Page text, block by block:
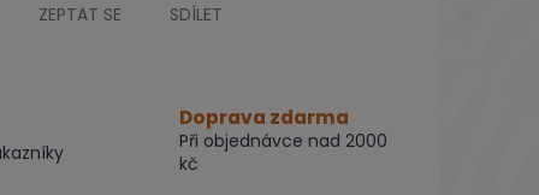
ZEPTAT SE SDÍLET
Doprava zdarma
Při objednávce nad 2000
kč